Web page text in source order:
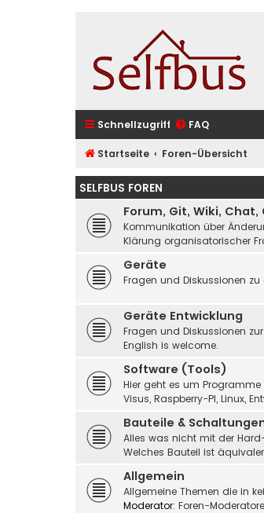
Schnellzugriff FAQ
Startseite Foren-Übersicht
SELFBUS FOREN
Forum, Git, Wiki,
Kommunikation über
Klärung organisatorischer
Geräte
Fragen und Diskussionen
Geräte Entwicklung
Fragen und Diskussionen
English is welcome.
Software (Tools)
Hier geht es um
Visus, Raspberry-PI, Linux,
Bauteile &
Alles was nicht mit der
Welches Bauteil ist
Allgemein
Allgemeine Themen die in
Moderator: Foren-